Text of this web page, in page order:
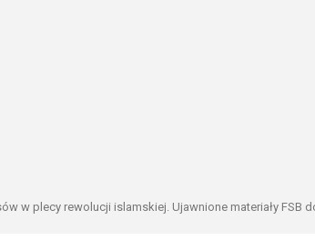
w plecy rewolucji islamskiej. Ujawnione materiały